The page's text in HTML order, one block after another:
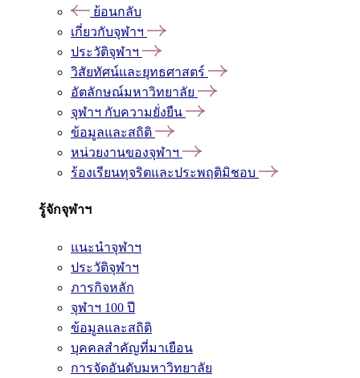
ย้อนกลับ
เกี่ยวกับจุฬาฯ
ประวัติจุฬาฯ
วิสัยทัศน์และยุทธศาสตร์
อัตลักษณ์มหาวิทยาลัย
จุฬาฯ กับความยั่งยืน
ข้อมูลและสถิติ
หน่วยงานของจุฬาฯ
ร้องเรียนทุจริตและประพฤติมิชอบ
รู้จักจุฬาฯ
แนะนำจุฬาฯ
ประวัติจุฬาฯ
ภารกิจหลัก
จุฬาฯ 100 ปี
ข้อมูลและสถิติ
บุคคลสำคัญที่มาเยือน
การจัดอันดับมหาวิทยาลัย